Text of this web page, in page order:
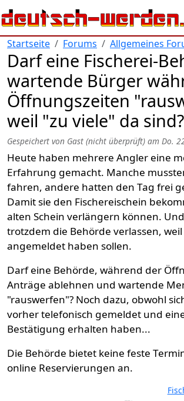
Direkt zum Inhalt
Startseite Forums Allgemeines
Darf eine Fischerei-
wartende Bürger
Öffnungszeiten
weil "zu viele" da sind?
Gespeichert von Gast (nicht überprüft) am Do.
Heute haben mehrere Angler eine
Erfahrung gemacht. Manche
fahren, andere hatten den Tag frei
Damit sie den Fischereischein
alten Schein verlängern können.
trotzdem die Behörde verlassen, weil
angemeldet haben sollen.
Darf eine Behörde, während der
Anträge ablehnen und wartende
"rauswerfen"? Noch dazu, obwohl
vorher telefonisch gemeldet und
Bestätigung erhalten haben...
Die Behörde bietet keine feste
online Reservierungen an.